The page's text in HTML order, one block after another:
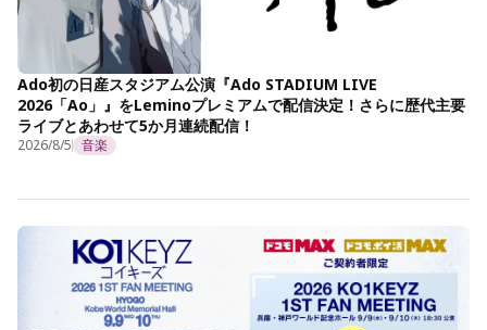
Ado初の日産スタジアム公演『Ado STADIUM LIVE
2026「Ao」』をLeminoプレミアムで配信決定！さらに歴代主要
ライブとあわせて5か月連続配信！
2026/8/5 音楽